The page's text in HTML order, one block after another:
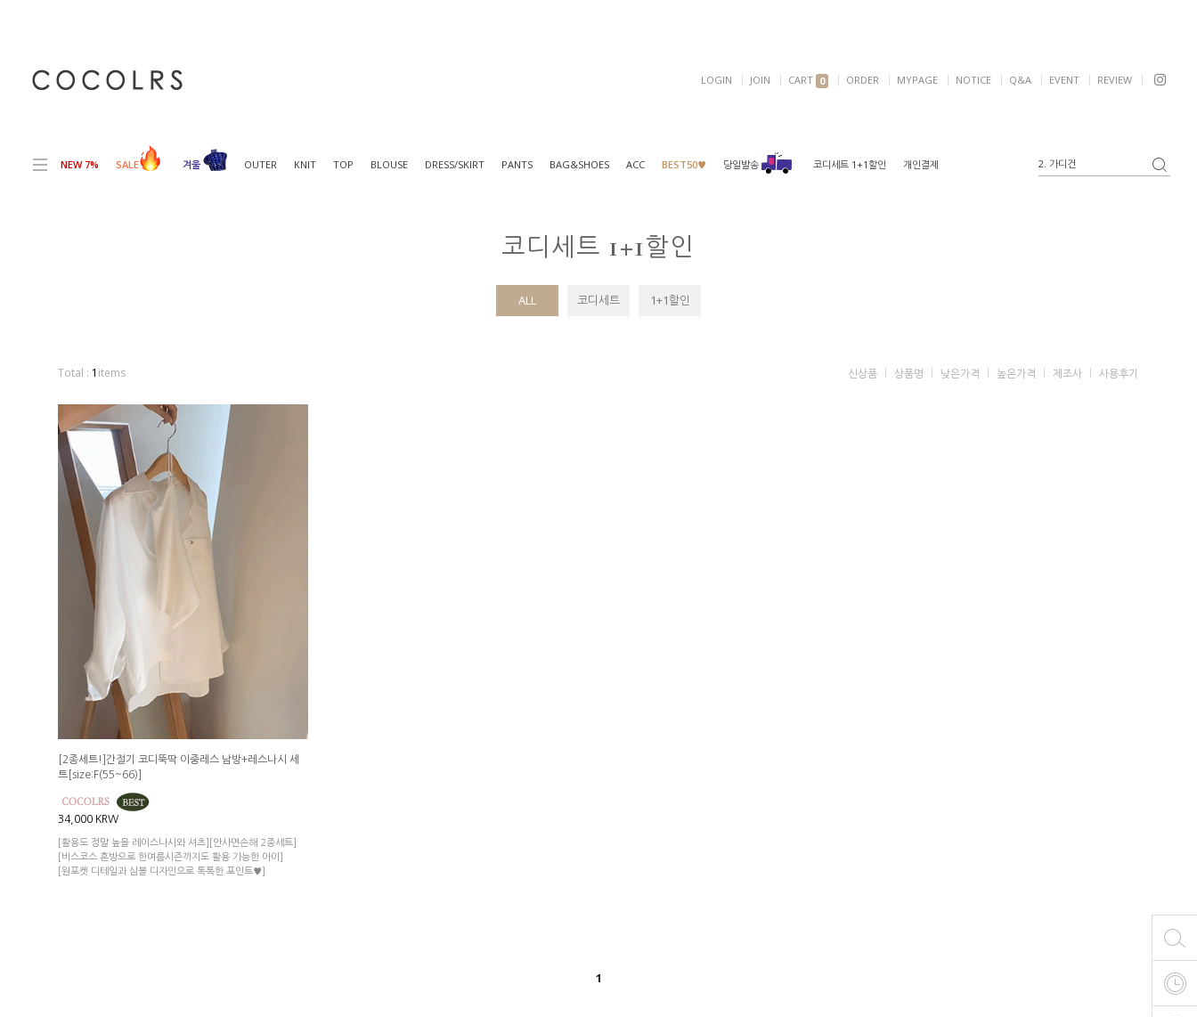
NOTICE Q&A EVENT REVIEW
LOGIN JOIN CART 0 ORDER MYPAGE
NEW 7% SALE 겨울 OUTER KNIT TOP BLOUSE DRESS/SKIRT PANTS BAG&SHOES ACC BEST50♥ 당일발송 코디세트 1+1할인 개인결제
2. 가디건
코디세트 1+1할인
ALL 코디세트 1+1할인
Total : 1 items 신상품 상품명 낮은가격 높은가격 제조사 사용후기
[2종세트!]간절기 코디뚝딱 이중레스 남방+레스나시 세
트[size:F(55~66)]
34,000 KRW
[활용도 정말 높을 레이스나시와 셔츠][안사면손해 2종세트]
[비스코스 혼방으로 한여름시즌까지도 활용 가능한 아이]
[원포켓 디테일과 심볼 디자인으로 톡톡한 포인트♥]
1